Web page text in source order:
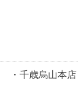
・千歳烏山本店